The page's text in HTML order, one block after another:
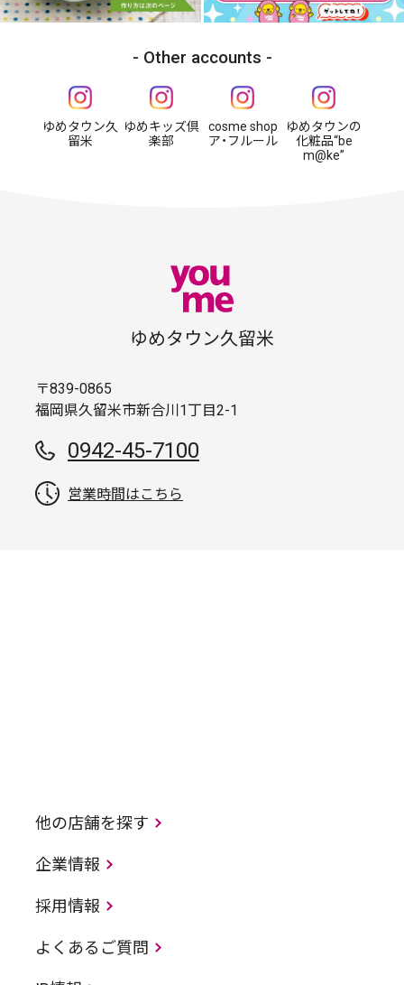
Other accounts
ゆめタウン久
留米
ゆめキッズ倶
楽部
cosme shop
ア・フルール
ゆめタウンの
化粧品“be
m@ke”
ゆめタウン久留米
〒839-0865
福岡県久留米市新合川1丁目2-1
0942-45-7100
営業時間はこちら
他の店舗を探す
企業情報
採用情報
よくあるご質問